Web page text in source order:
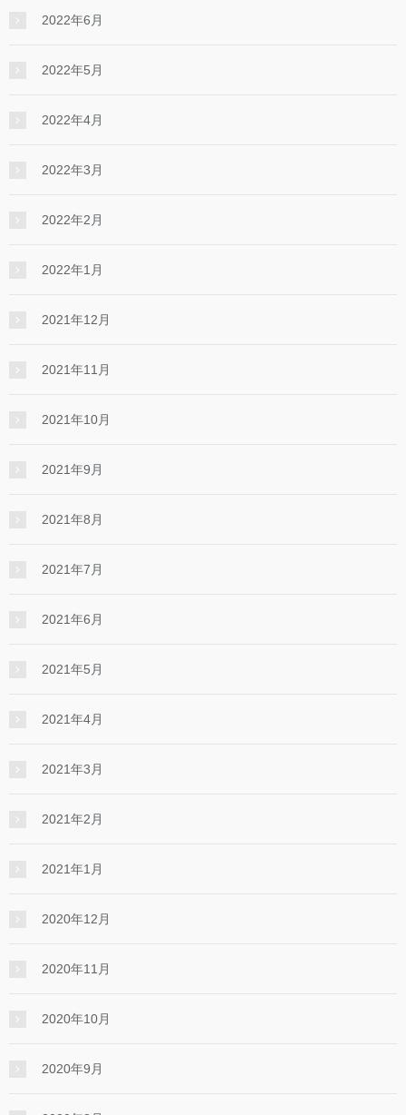
2022年6月
2022年5月
2022年4月
2022年3月
2022年2月
2022年1月
2021年12月
2021年11月
2021年10月
2021年9月
2021年8月
2021年7月
2021年6月
2021年5月
2021年4月
2021年3月
2021年2月
2021年1月
2020年12月
2020年11月
2020年10月
2020年9月